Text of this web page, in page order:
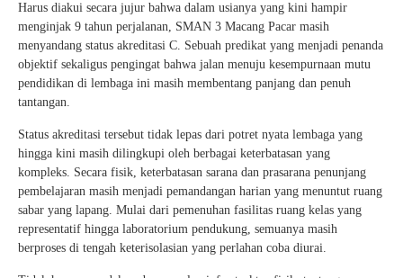
Harus diakui secara jujur bahwa dalam usianya yang kini hampir
menginjak 9 tahun perjalanan, SMAN 3 Macang Pacar masih
menyandang status akreditasi C. Sebuah predikat yang menjadi penanda
objektif sekaligus pengingat bahwa jalan menuju kesempurnaan mutu
pendidikan di lembaga ini masih membentang panjang dan penuh
tantangan.
Status akreditasi tersebut tidak lepas dari potret nyata lembaga yang
hingga kini masih dilingkupi oleh berbagai keterbatasan yang
kompleks. Secara fisik, keterbatasan sarana dan prasarana penunjang
pembelajaran masih menjadi pemandangan harian yang menuntut ruang
sabar yang lapang. Mulai dari pemenuhan fasilitas ruang kelas yang
representatif hingga laboratorium pendukung, semuanya masih
berproses di tengah keterisolasian yang perlahan coba diurai.